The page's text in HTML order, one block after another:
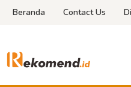
Beranda Contact Us